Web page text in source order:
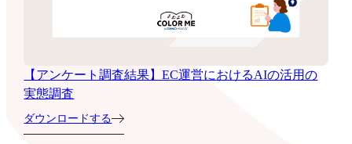
【アンケート調査結果】EC運営におけるAIの活用の
実態調査
ダウンロードする